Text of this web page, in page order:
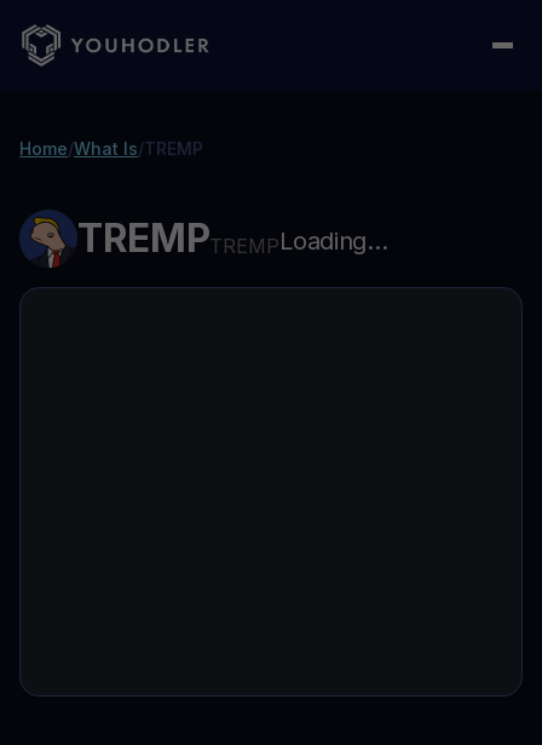
Home/What Is/TREMP
TREMPTREMPLoading...